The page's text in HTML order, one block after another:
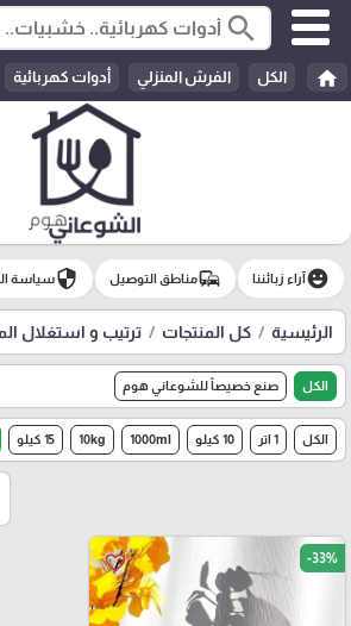
search
home الكل الفرش المنزلي أدوات كهربائية
emoji_emotionsآراء زبائننا commuteمناطق التوصيل securityسياسة
الرئيسية كل المنتجات ترتيب و استغلال
الكل صنع خصيصاً للشوعاني هوم
الكل 1 اتر 10 كيلو 1000ml
10kg 15 كيلو
favorite_border -33%